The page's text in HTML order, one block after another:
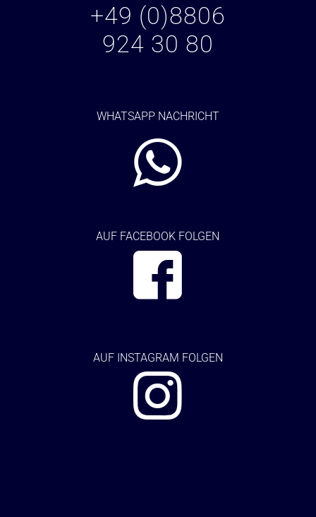
+49 (0)8806
924 30 80
WHATSAPP NACHRICHT
AUF FACEBOOK FOLGEN
AUF INSTAGRAM FOLGEN